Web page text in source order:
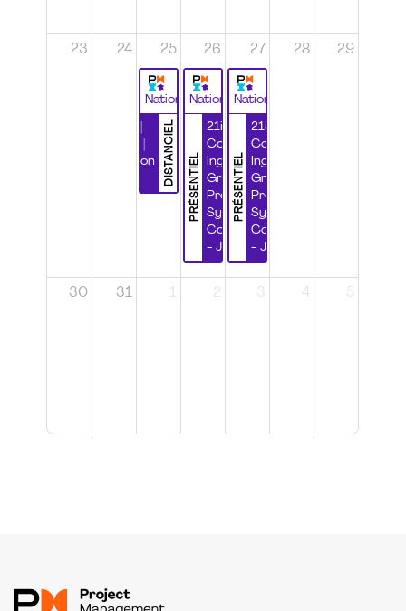
23 24 25
National
DISTANCIEL
Certification
26
National
PRÉSENTIEL
21ième
Congrès
Ingénierie
Grands
Projets et
Systèmes
Complexes
- Jour 1
27
National
PRÉSENTIEL
21ième
Congrès
Ingénierie
Grands
Projets et
Systèmes
Complexes
- Jour 2
28 29
30 31 1 2 3 4 5